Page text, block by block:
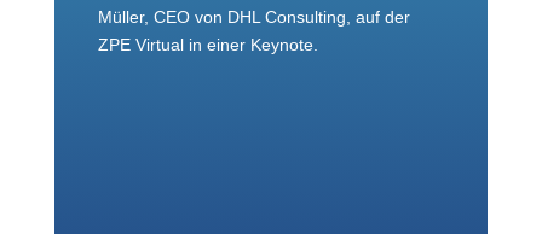
Müller, CEO von DHL Consulting, auf der
ZPE Virtual in einer Keynote.